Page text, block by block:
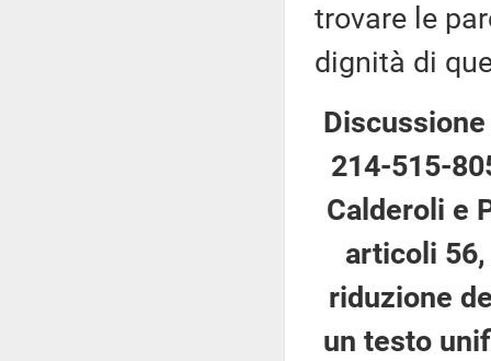
trovare le
dignità di
214-515-
Calderoli e
articoli
riduzione
un testo